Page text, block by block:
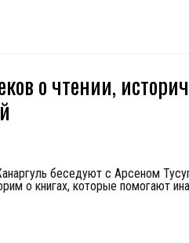
о чтении,
беседуют с Арсеном
о книгах, которые помогают